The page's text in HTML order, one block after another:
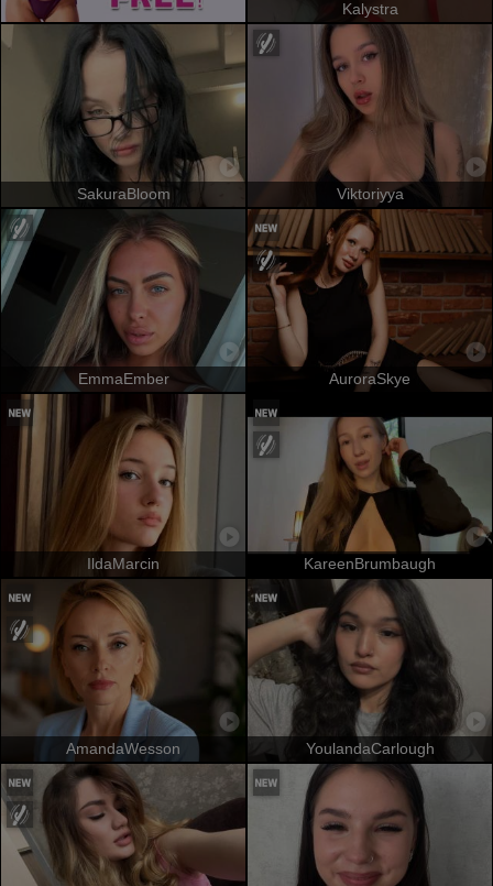
Kalystra
SakuraBloom Viktoriyya
EmmaEmber AuroraSkye
IldaMarcin KareenBrumbaugh
AmandaWesson YoulandaCarlough